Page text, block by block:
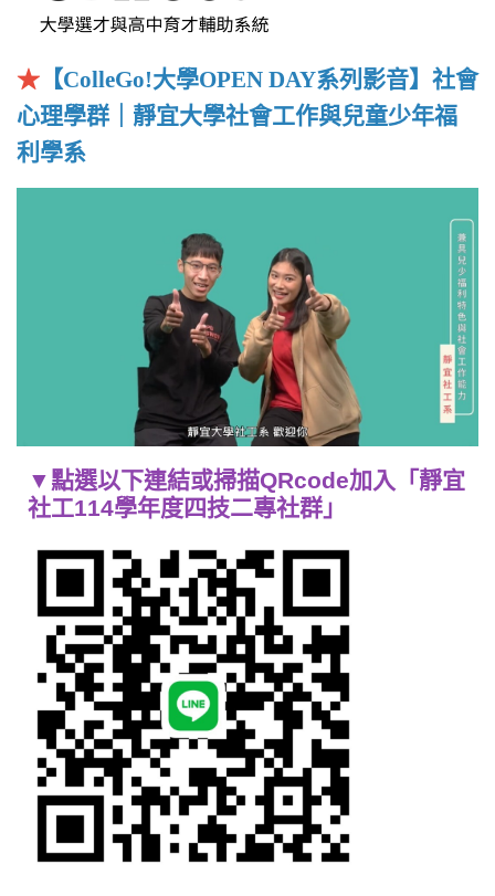
★ 【ColleGo!大學OPEN DAY系列影音】社會
心理學群｜靜宜大學社會工作與兒童少年福
利學系
▼點選以下連結或掃描QRcode加入「 靜宜
社工114學年度四技二專社群 」